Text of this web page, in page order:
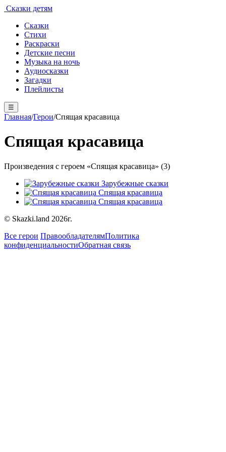
Сказки детям
Сказки
Стихи
Раскраски
Детские песни
Музыка на ночь
Аудиосказки
Загадки
Плейлисты
☰
Главная/Герои/Спящая красавица
Спящая красавица
Произведения с героем «Спящая красавица» (3)
Зарубежные сказки
Спящая красавица
Спящая красавица
© Skazki.land 2026г.
Все герои ПравообладателямПолитика
конфиденциальностиОбратная связь